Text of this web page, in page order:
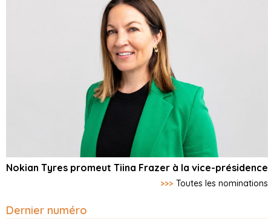
Nokian Tyres promeut Tiina Frazer à la vice-présidence
>>> Toutes les nominations
Dernier numéro